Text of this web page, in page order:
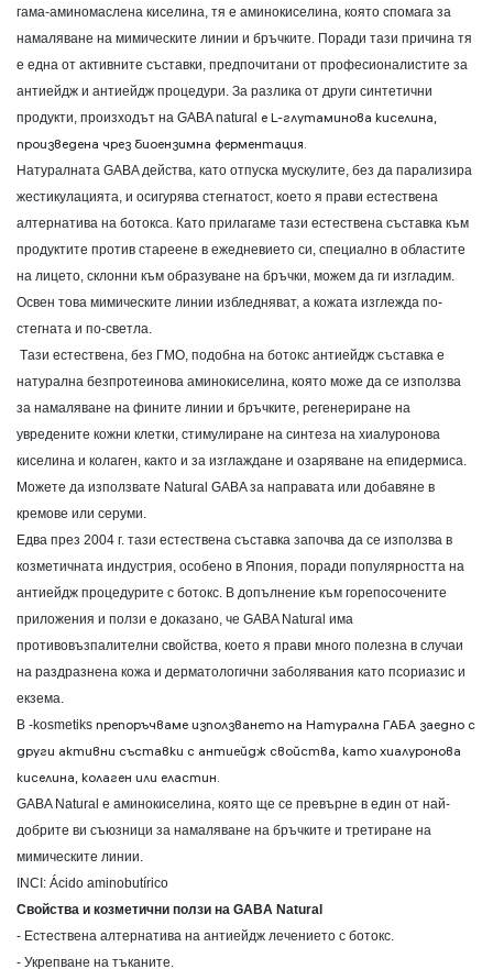
гама-аминомаслена киселина, тя е аминокиселина, която спомага за
намаляване на мимическите линии и бръчките. Поради тази причина тя
е една от активните съставки, предпочитани от професионалистите за
антиейдж и антиейдж процедури. За разлика от други синтетични
продукти, произходът на GABAnatural е L-глутаминова киселина,
произведена чрез биоензимна ферментация.
Натуралната GABA действа, като отпуска мускулите, без да парализира
жестикулацията, и осигурява стегнатост, което я прави естествена
алтернатива на ботокса. Като прилагаме тази естествена съставка към
продуктите против стареене в ежедневието си, специално в областите
на лицето, склонни към образуване на бръчки, можем да ги изгладим.
Освен това мимическите линии избледняват, а кожата изглежда по-
стегната и по-светла.
Tази естествена, без ГМО, подобна на ботокс антиейдж съставка е
натурална безпротеинова аминокиселина, която може да се използва
за намаляване на фините линии и бръчките, регенериране на
увредените кожни клетки, стимулиране на синтеза на хиалуронова
киселина и колаген, както и за изглаждане и озаряване на епидермиса.
Можете да използвате Natural GABA за направата или добавяне в
кремове или серуми.
Едва през 2004 г. тази естествена съставка започва да се използва в
козметичната индустрия, особено в Япония, поради популярността на
антиейдж процедурите с ботокс. В допълнение към горепосочените
приложения и ползи е доказано, че GABA Natural има
противовъзпалителни свойства, което я прави много полезна в случаи
на раздразнена кожа и дерматологични заболявания като псориазис и
екзема.
В -kosmetiks препоръчваме използването на Натурална ГАБА заедно с
други активни съставки с антиейдж свойства, като хиалуронова
киселина, колаген или еластин.
GABA Natural е аминокиселина, която ще се превърне в един от най-
добрите ви съюзници за намаляване на бръчките и третиране на
мимическите линии.
INCI: Ácido aminobutírico
Свойства и козметични ползи на GABA Natural
- Естествена алтернатива на антиейдж лечението с ботокс.
- Укрепване на тъканите.